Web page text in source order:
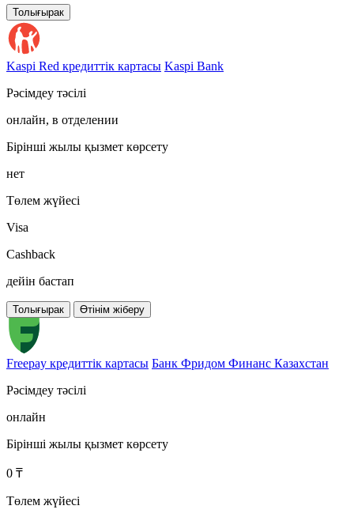
Толығырак
Kaspi Red кредиттік картасы Kaspi Bank
Рәсімдеу тәсілі
онлайн, в отделении
Бірінші жылы қызмет көрсету
нет
Төлем жүйесі
Visa
Cashback
дейін бастап
Толығырак Өтінім жіберу
Freepay кредиттік картасы Банк Фридом Финанс Казахстан
Рәсімдеу тәсілі
онлайн
Бірінші жылы қызмет көрсету
0 ₸
Төлем жүйесі